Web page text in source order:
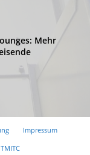
Mehr
Impressum